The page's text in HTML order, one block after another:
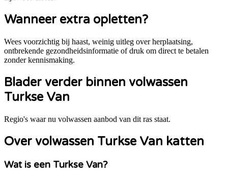
Wanneer extra opletten?
Wees voorzichtig bij haast, weinig uitleg over herplaatsing,
ontbrekende gezondheidsinformatie of druk om direct te betalen
zonder kennismaking.
Blader verder binnen volwassen
Turkse Van
Regio's waar nu volwassen aanbod van dit ras staat.
Over volwassen Turkse Van katten
Wat is een Turkse Van?